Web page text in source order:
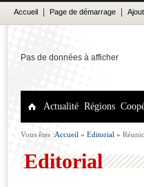
Accueil Page de démarrage
Pas de données à afficher
Actualité Régions
Vous êtes :Accueil » Editorial »
Editorial